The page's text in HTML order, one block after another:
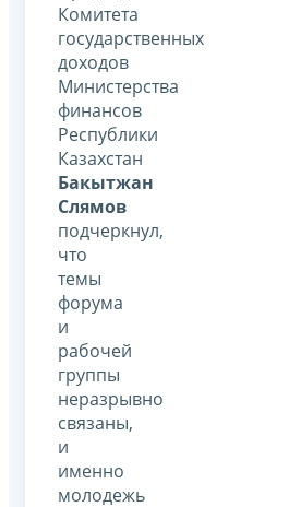
Комитета
государственных
доходов
Министерства
финансов
Республики
Казахстан
Бакытжан
Слямов
подчеркнул,
что
темы
форума
и
рабочей
группы
неразрывно
связаны,
и
именно
молодежь